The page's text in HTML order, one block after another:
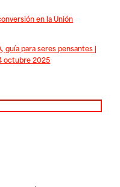
en la Unión
guía para seres pensantes |
octubre 2025